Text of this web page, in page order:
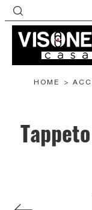
HOME >